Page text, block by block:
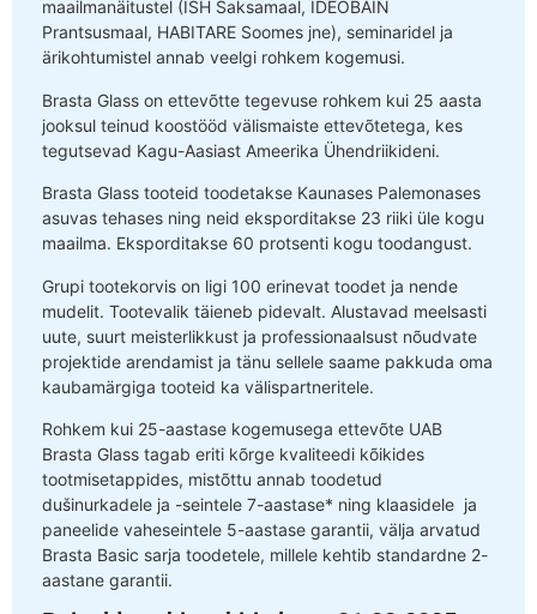
maailmanäitustel (ISH Saksamaal, IDEOBAIN
Prantsusmaal, HABITARE Soomes jne), seminaridel ja
ärikohtumistel annab veelgi rohkem kogemusi.
Brasta Glass on ettevõtte tegevuse rohkem kui 25 aasta
jooksul teinud koostööd välismaiste ettevõtetega, kes
tegutsevad Kagu-Aasiast Ameerika Ühendriikideni.
Brasta Glass tooteid toodetakse Kaunases Palemonases
asuvas tehases ning neid eksporditakse 23 riiki üle kogu
maailma. Eksporditakse 60 protsenti kogu toodangust.
Grupi tootekorvis on ligi 100 erinevat toodet ja nende
mudelit. Tootevalik täieneb pidevalt. Alustavad meelsasti
uute, suurt meisterlikkust ja professionaalsust nõudvate
projektide arendamist ja tänu sellele saame pakkuda oma
kaubamärgiga tooteid ka välispartneritele.
Rohkem kui 25-aastase kogemusega ettevõte UAB
Brasta Glass tagab eriti kõrge kvaliteedi kõikides
tootmisetappides, mistõttu annab toodetud
dušinurkadele ja -seintele 7-aastase* ning klaasidele ja
paneelide vaheseintele 5-aastase garantii, välja arvatud
Brasta Basic sarja toodetele, millele kehtib standardne 2-
aastane garantii.